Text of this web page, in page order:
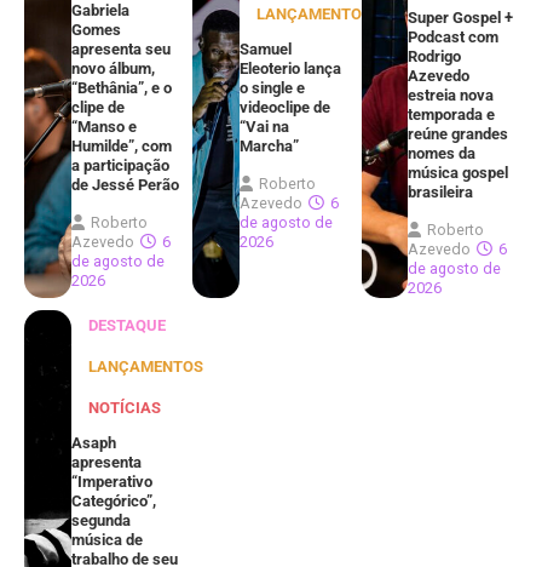
Gabriela
Gomes
apresenta seu
novo álbum,
“Bethânia”, e o
clipe de
“Manso e
Humilde”, com
a participação
de Jessé Perão
Roberto
Azevedo
6
de agosto de
2026
LANÇAMENTOS
Samuel
Eleoterio lança
o single e
videoclipe de
“Vai na
Marcha”
Roberto
Azevedo
6
de agosto de
2026
Super Gospel +
Podcast com
Rodrigo
Azevedo
estreia nova
temporada e
reúne grandes
nomes da
música gospel
brasileira
Roberto
Azevedo
6
de agosto de
2026
DESTAQUE
LANÇAMENTOS
NOTÍCIAS
Asaph
apresenta
“Imperativo
Categórico”,
segunda
música de
trabalho de seu